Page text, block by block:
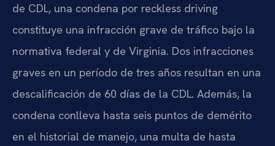
de CDL, una condena por reckless driving
constituye una infracción grave de tráfico bajo la
normativa federal y de Virginia. Dos infracciones
graves en un período de tres años resultan en una
descalificación de 60 días de la CDL. Además, la
condena conlleva hasta seis puntos de demérito
en el historial de manejo, una multa de hasta